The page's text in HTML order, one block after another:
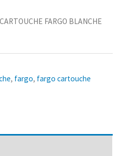
FARGO BLANCHE
, fargo, fargo cartouche